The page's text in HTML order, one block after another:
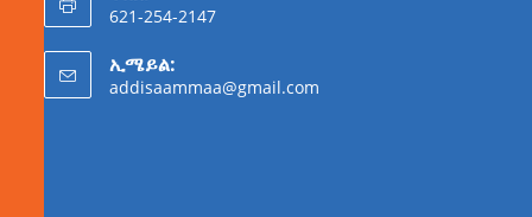
621-254-2147
ኢሜይል:
addisaammaa@gmail.com